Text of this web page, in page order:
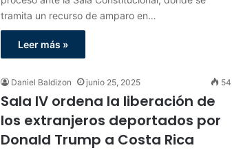
tramita un recurso de amparo en…
Leer más »
Daniel Baldizon junio 25, 2025 54
Sala IV ordena la liberación de
los extranjeros deportados por
Donald Trump a Costa Rica